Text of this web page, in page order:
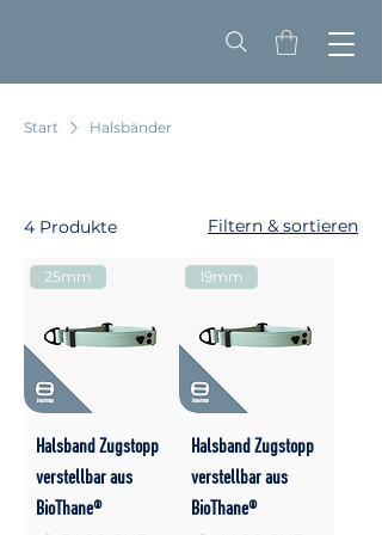
Start Halsbänder
4 Produkte Filtern & sortieren
25mm
Halsband Zugstopp
verstellbar aus
BioThane®
19mm
Halsband Zugstopp
verstellbar aus
BioThane®